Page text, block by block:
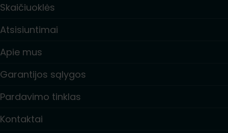
Skaičiuoklės
Atsisiuntimai
Apie mus
Garantijos sąlygos
Pardavimo tinklas
Kontaktai